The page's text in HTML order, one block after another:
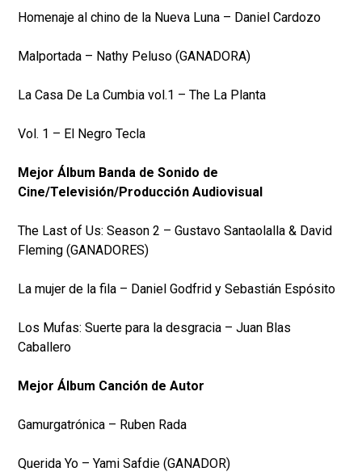
Homenaje al chino de la Nueva Luna – Daniel Cardozo
Malportada – Nathy Peluso (GANADORA)
La Casa De La Cumbia vol.1 – The La Planta
Vol. 1 – El Negro Tecla
Mejor Álbum Banda de Sonido de
Cine/Televisión/Producción Audiovisual
The Last of Us: Season 2 – Gustavo Santaolalla & David
Fleming (GANADORES)
La mujer de la fila – Daniel Godfrid y Sebastián Espósito
Los Mufas: Suerte para la desgracia – Juan Blas
Caballero
Mejor Álbum Canción de Autor
Gamurgatrónica – Ruben Rada
Querida Yo – Yami Safdie (GANADOR)